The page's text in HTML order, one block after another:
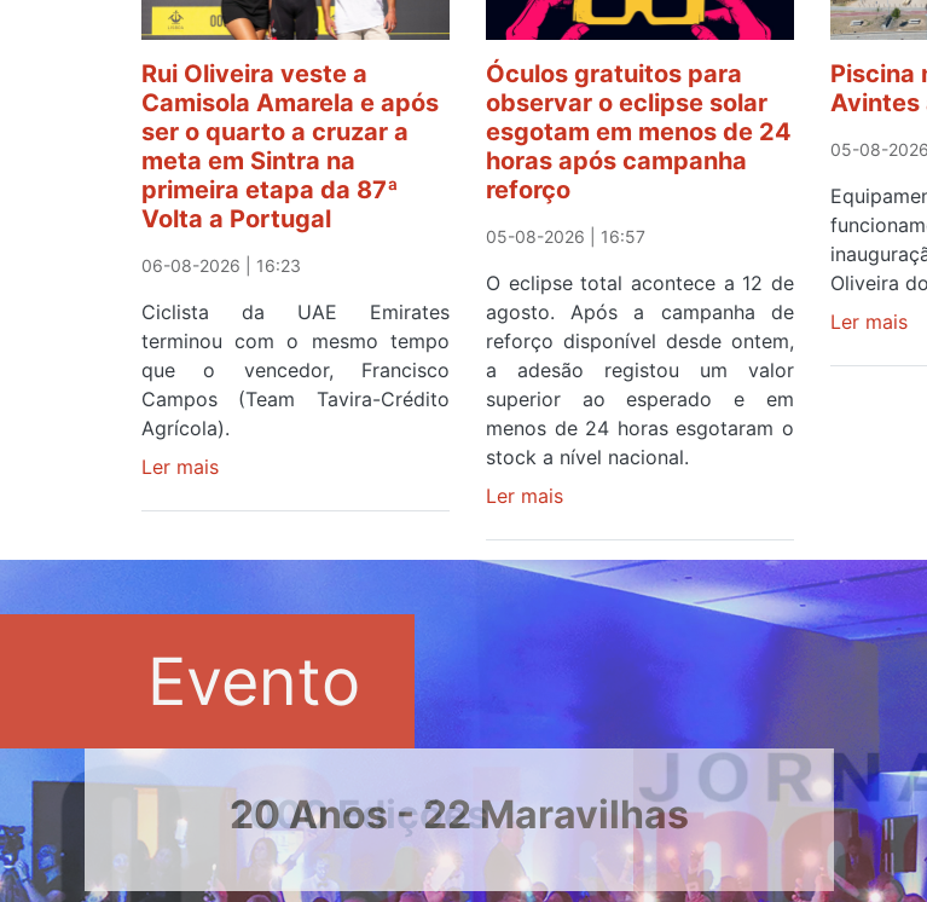
Rui Oliveira veste a
Camisola Amarela e após
ser o quarto a cruzar a
meta em Sintra na
primeira etapa da 87ª
Volta a Portugal
06-08-2026 | 16:23
Ciclista da UAE Emirates
terminou com o mesmo tempo
que o vencedor, Francisco
Campos (Team Tavira-Crédito
Agrícola).
Ler mais
veste
Camisola
e
após
quarto
cruzar
Óculos gratuitos para
observar o eclipse solar
esgotam em menos de 24
horas após campanha
reforço
05-08-2026 | 16:57
O eclipse total acontece a 12 de
agosto. Após a campanha de
reforço disponível desde ontem,
a adesão registou um valor
superior ao esperado e em
menos de 24 horas esgotaram o
stock a nível nacional.
Ler maissobre
gratuitos
para
esgotam
de
horas
Piscina
Avintes
05-08-
Oliveira
Ler mais
Evento
20 Anos - 22 Maravilhas